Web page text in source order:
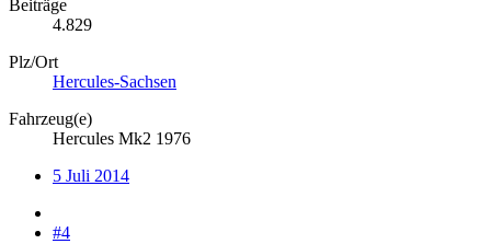
Beiträge
4.829
Plz/Ort
Hercules-Sachsen
Fahrzeug(e)
Hercules Mk2 1976
5 Juli 2014
#4